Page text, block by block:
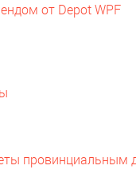
от Depot WPF
провинциальным